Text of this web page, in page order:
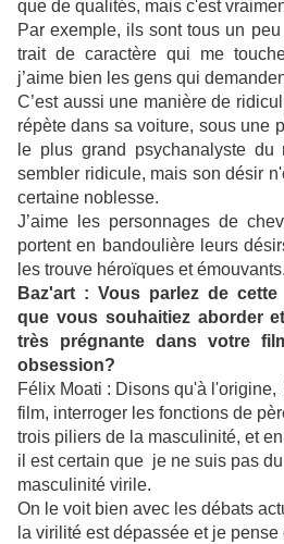
que de qualités, mais c'est
Par exemple, ils sont tous un
trait de caractère qui me
j’aime bien les gens qui
C’est aussi une manière de
répète dans sa voiture, sous une
le plus grand psychanalyste
sembler ridicule, mais son désir
certaine noblesse.
J’aime les personnages de
portent en bandoulière leurs
les trouve héroïques et émouvants.
Baz'art : Vous parlez de
que vous souhaitiez aborder
très prégnante dans votre
obsession?
Félix Moati : Disons qu'à
film, interroger les fonctions de
trois piliers de la masculinité, et
il est certain que je ne suis pas
masculinité virile.
On le voit bien avec les débats
la virilité est dépassée et je pense